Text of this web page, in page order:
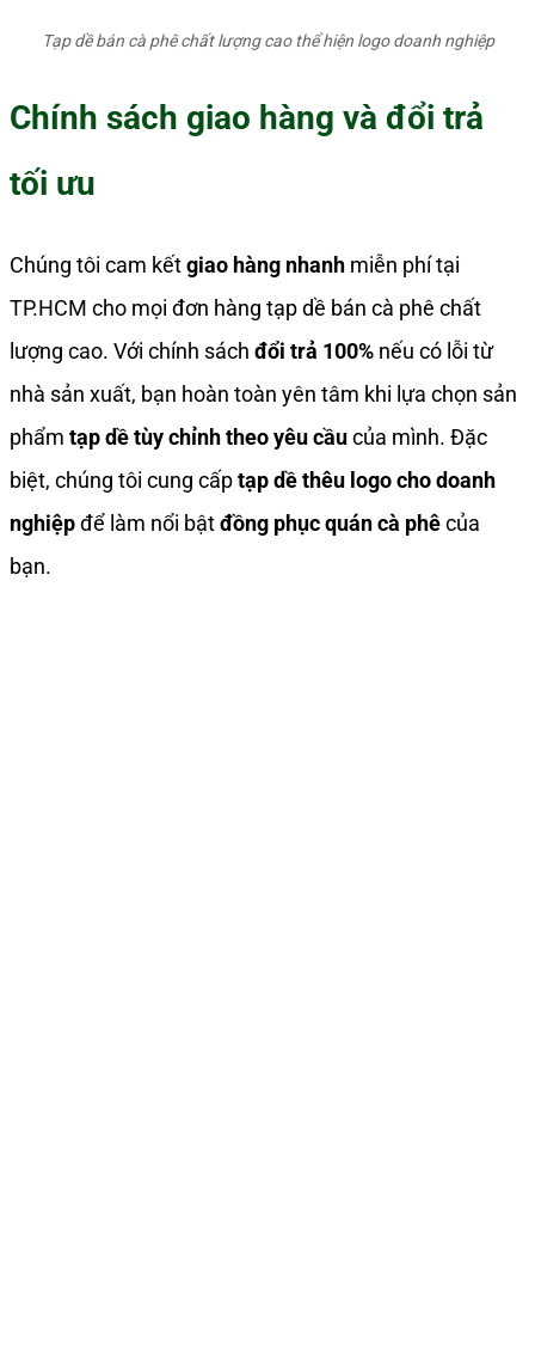
Tạp dề bán cà phê chất lượng cao thể hiện logo doanh nghiệp
Chính sách giao hàng và đổi trả
tối ưu
Chúng tôi cam kếtgiao hàng nhanh miễn phí tại
TP.HCM cho mọi đơn hàng tạp dề bán cà phê chất
lượng cao. Với chính sách đổi trả 100% nếu có lỗi từ
nhà sản xuất, bạn hoàn toàn yên tâm khi lựa chọn sản
phẩm tạp dề tùy chỉnh theo yêu cầucủa mình. Đặc
biệt, chúng tôi cung cấptạp dề thêu logo cho doanh
nghiệpđể làm nổi bậtđồng phục quán cà phêcủa
bạn.